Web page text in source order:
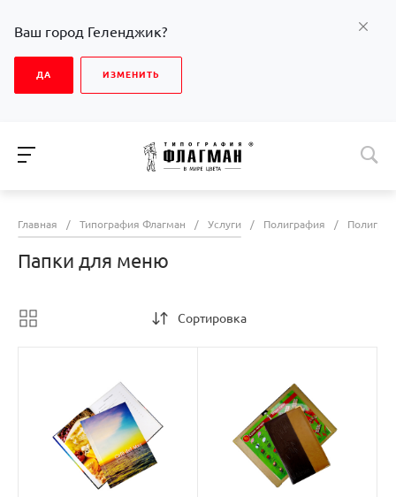
Ваш город Геленджик?
ДА ИЗМЕНИТЬ
Главная / Типография Флагман / Услуги / Полиграфия /
Папки для меню
Сортировка